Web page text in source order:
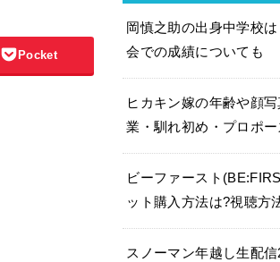
Pocket
岡慎之助の出身中学校
会での成績についても
ヒカキン嫁の年齢や顔
業・馴れ初め・プロポー
ビーファースト
ット購入方法は?視聴方
スノーマン年越し生配